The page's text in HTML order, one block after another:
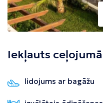
Iekļauts ceļojumā
lidojums ar bagāžu